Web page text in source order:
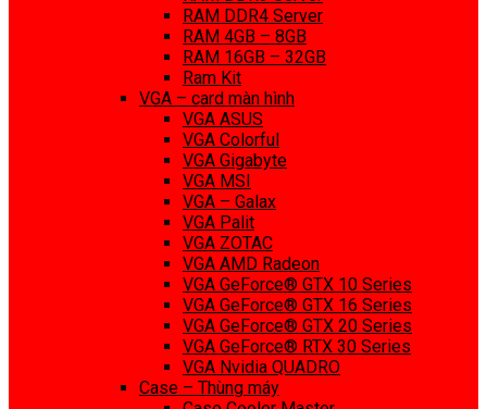
RAM DDR4 Server
RAM 4GB – 8GB
RAM 16GB – 32GB
Ram Kit
VGA – card màn hình
VGA ASUS
VGA Colorful
VGA Gigabyte
VGA MSI
VGA – Galax
VGA Palit
VGA ZOTAC
VGA AMD Radeon
VGA GeForce® GTX 10 Series
VGA GeForce® GTX 16 Series
VGA GeForce® GTX 20 Series
VGA GeForce® RTX 30 Series
VGA Nvidia QUADRO
Case – Thùng máy